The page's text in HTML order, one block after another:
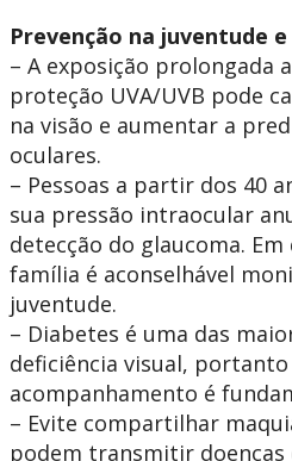
Prevenção na juventude
– A exposição prolongada
proteção UVA/UVB pode
na visão e aumentar a
oculares.
– Pessoas a partir dos 40
sua pressão intraocular
detecção do glaucoma.
família é aconselhável
juventude.
– Diabetes é uma das
deficiência visual,
acompanhamento é
– Evite compartilhar
podem transmitir